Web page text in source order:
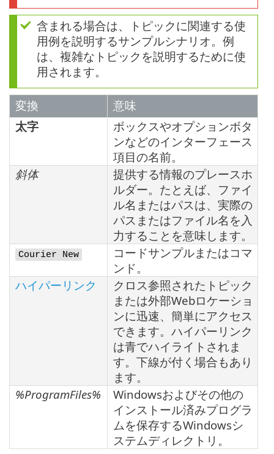
含まれる場合は、トピックに関連する使
用例を説明するサンプルシナリオ。例
は、複雑なトピックを説明するために使
用されます。
変換
意味
太字
ボックスやオプションボタ
ンなどのインターフェース
項目の名前。
斜体
提供する情報のプレースホ
ルダー。たとえば、ファイ
ル名またはパスは、実際の
パスまたはファイル名を入
力することを意味します。
Courier New
コードサンプルまたはコマ
ンド。
ハイパーリンク
クロス参照されたトピック
または外部Webロケーショ
ンに迅速、簡単にアクセス
できます。ハイパーリンク
は青でハイライトされま
す。下線が付く場合もあり
ます。
%ProgramFiles%
Windowsおよびその他の
インストール済みプログラ
ムを保存するWindowsシ
ステムディレクトリ。